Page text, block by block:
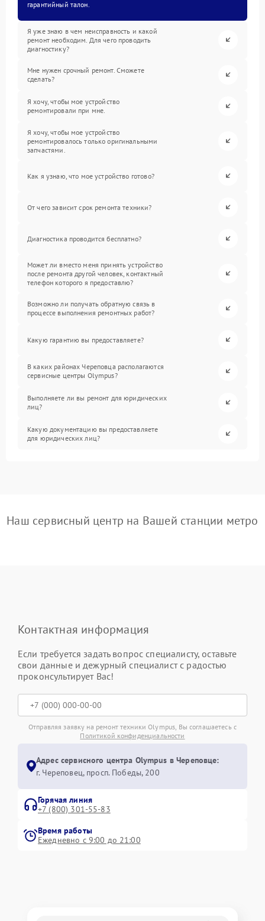
гарантийный талон.
Я уже знаю в чем неисправность и какой
ремонт необходим. Для чего проводить
диагностику?
Мне нужен срочный ремонт. Сможете
сделать?
Я хочу, чтобы мое устройство
ремонтировали при мне.
Я хочу, чтобы мое устройство
ремонтировалось только оригинальными
запчастями.
Как я узнаю, что мое устройство готово?
От чего зависит срок ремонта техники?
Диагностика проводится бесплатно?
Может ли вместо меня принять устройство
после ремонта другой человек, контактный
телефон которого я предоставлю?
Возможно ли получать обратную связь в
процессе выполнения ремонтных работ?
Какую гарантию вы предоставляете?
В каких районах Череповца располагаются
сервисные центры Olympus?
Выполняете ли вы ремонт для юридических
лиц?
Какую документацию вы предоставляете
для юридических лиц?
Наш сервисный центр на Вашей станции метро
Контактная информация
Если требуется задать вопрос специалисту, оставьте
свои данные и дежурный специалист с радостью
проконсультирует Вас!
Отправляя заявку на ремонт техники Olympus, Вы соглашаетесь с
Политикой конфиденциальности
Адрес сервисного центра Olympus в Череповце:
г. Череповец, просп. Победы, 200
Горячая линия
+7 (800) 301-55-83
Время работы
Ежедневно с 9:00 до 21:00